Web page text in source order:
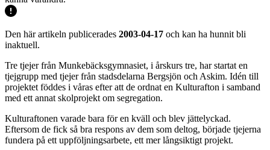
Den här artikeln publicerades 2003-04-17 och kan ha hunnit bli
inaktuell.
Tre tjejer från Munkebäcksgymnasiet, i årskurs tre, har startat en
tjejgrupp med tjejer från stadsdelarna Bergsjön och Askim. Idén till
projektet föddes i våras efter att de ordnat en Kulturafton i samband
med ett annat skolprojekt om segregation.
Kulturaftonen varade bara för en kväll och blev jättelyckad.
Eftersom de fick så bra respons av dem som deltog, började tjejerna
fundera på ett uppföljningsarbete, ett mer långsiktigt projekt.